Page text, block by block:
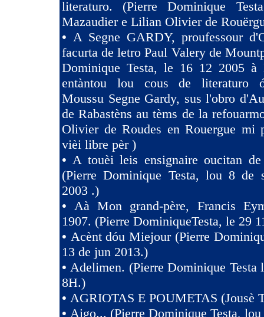
literaturo. (Pierre Dominique
Mazaudier e Lilian Olivier de
• A Segne GARDY, proufessour
facurta de letro Paul Valery de
Dominique Testa, le 16 12 2005 à
entàntou lou cous de literaturo
Moussu Segne Gardy, sus l'obro
de Rabastèns au tèms de la
Olivier de Roudes en Rouergue mi
vièi libre pèr )
•A touèi leis ensignaire oucitan
(Pierre Dominique Testa, lou 8 de
2003 .)
•Aà Mon grand-père, Francis
1907. (Pierre DominiqueTesta, le 29
• Acènt dóu Miejour (Pierre
13 de jun 2013.)
•Adelimen. (Pierre Dominique Testa
8H.)
• AGRIOTAS E POUMETAS (Jousè
• Aigo... (Pierre Dominique Testa,